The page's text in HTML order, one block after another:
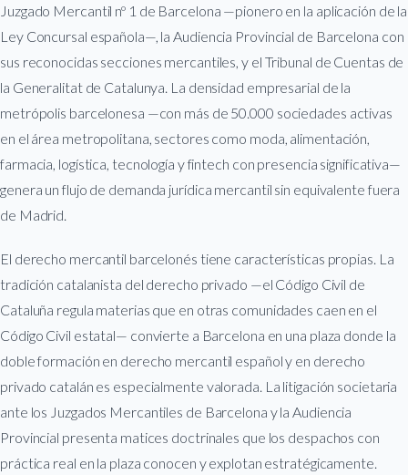
Juzgado Mercantil nº 1 de Barcelona —pionero en la aplicación de la
Ley Concursal española—, la Audiencia Provincial de Barcelona con
sus reconocidas secciones mercantiles, y el Tribunal de Cuentas de
la Generalitat de Catalunya. La densidad empresarial de la
metrópolis barcelonesa —con más de 50.000 sociedades activas
en el área metropolitana, sectores como moda, alimentación,
farmacia, logística, tecnología y fintech con presencia significativa—
genera un flujo de demanda jurídica mercantil sin equivalente fuera
de Madrid.
El derecho mercantil barcelonés tiene características propias. La
tradición catalanista del derecho privado —el Código Civil de
Cataluña regula materias que en otras comunidades caen en el
Código Civil estatal— convierte a Barcelona en una plaza donde la
doble formación en derecho mercantil español y en derecho
privado catalán es especialmente valorada. La litigación societaria
ante los Juzgados Mercantiles de Barcelona y la Audiencia
Provincial presenta matices doctrinales que los despachos con
práctica real en la plaza conocen y explotan estratégicamente.